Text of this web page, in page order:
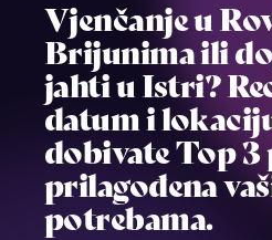
Vjenčanje u
Brijunima ili
jahti u Istri?
datum i
dobivate Top
prilagođena
potrebama.